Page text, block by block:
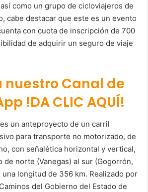
como un grupo de cicloviajeros de
cabe destacar que este es un evento
con cuota de inscripción de 700
de adquirir un seguro de viaje
nuestro Canal de
!DA CLIC AQUÍ!
un anteproyecto de un carril
para transporte no motorizado, de
con señalética horizontal y vertical,
de norte (Vanegas) al sur (Gogorrón,
una longitud de 356 km. Realizado por
del Gobierno del Estado de